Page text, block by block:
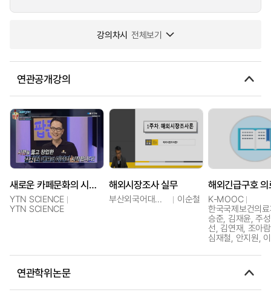
강의차시 전체보기
연관공개강의
새로운 카페문화의 시작, 주유소 카페 김지원 대표
YTN SCIENCE
YTN SCIENCE
해외시장조사 실무
부산외국어대학교 이순철
K-MOOC
한국국제보건의
승준, 김재윤, 주
선, 김연재, 조아
심재철, 안지원,
연관학위논문